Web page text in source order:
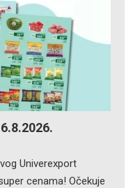
Univerexport
cenama! Očekuje